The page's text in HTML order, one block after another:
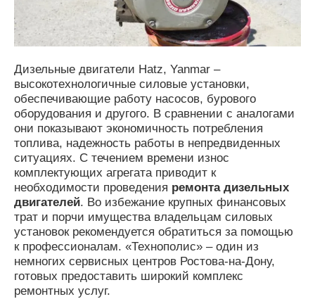
Дизельные двигатели Hatz, Yanmar –
высокотехнологичные силовые установки,
обеспечивающие работу насосов, бурового
оборудования и другого. В сравнении с аналогами
они показывают экономичность потребления
топлива, надежность работы в непредвиденных
ситуациях. С течением времени износ
комплектующих агрегата приводит к
необходимости проведения ремонта дизельных
двигателей. Во избежание крупных финансовых
трат и порчи имущества владельцам силовых
установок рекомендуется обратиться за помощью
к профессионалам. «Технополис» – один из
немногих сервисных центров Ростова-на-Дону,
готовых предоставить широкий комплекс
ремонтных услуг.